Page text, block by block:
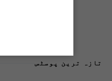
تازہ ترین پوسٹس